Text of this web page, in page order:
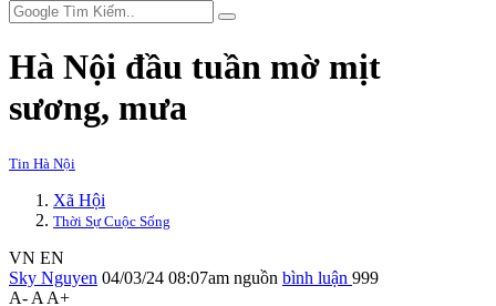
Hà Nội đầu tuần mờ mịt
sương, mưa
Tin Hà Nội
Xã Hội
Thời Sự Cuộc Sống
VN EN
Sky Nguyen 04/03/24 08:07am nguồn bình luận 999
A- A A+